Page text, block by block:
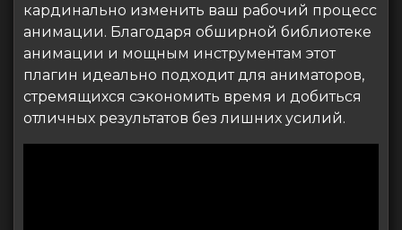
кардинально изменить ваш рабочий процесс
анимации. Благодаря обширной библиотеке
анимации и мощным инструментам этот
плагин идеально подходит для аниматоров,
стремящихся сэкономить время и добиться
отличных результатов без лишних усилий.